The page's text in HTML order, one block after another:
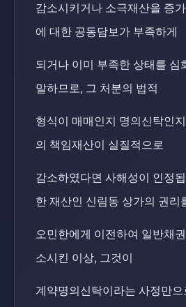
감소시키거나 소극재산을 증
에 대한 공동담보가 부족하게
되거나 이미 부족한 상태를 심
말하므로, 그 처분의 법적
형식이 매매인지 명의신탁인
의 책임재산이 실질적으로
감소하였다면 사해성이 인정
한 재산인 신림동 상가의 권리
오민한에게 이전하여 일반채
소시킨 이상, 그것이
계약명의신탁이라는 사정만